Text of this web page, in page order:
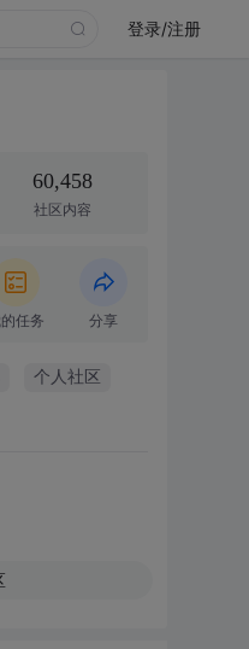
登录/注册
60,458
社区内容
任务 分享
个人社区